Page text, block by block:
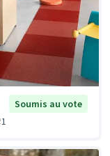
Soumis au vote
1